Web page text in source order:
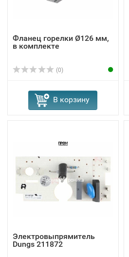
Фланец горелки Ø126 мм,
в комплекте
(0)
В корзину
Электровыпрямитель
Dungs 211872